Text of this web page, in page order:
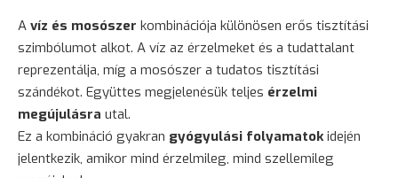
A víz és mosószer kombinációja különösen erős tisztítási
szimbólumot alkot. A víz az érzelmeket és a tudattalant
reprezentálja, míg a mosószer a tudatos tisztítási
szándékot. Együttes megjelenésük teljes érzelmi
megújulásra utal.
Ez a kombináció gyakran gyógyulási folyamatokidején
jelentkezik, amikor mind érzelmileg, mind szellemileg